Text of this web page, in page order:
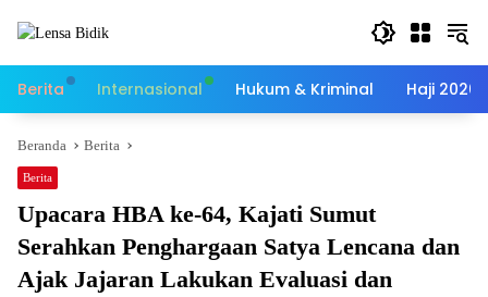
Berita Internasional Hukum & Kriminal Haji 2026
Beranda Berita
Berita
Upacara HBA ke-64, Kajati Sumut
Serahkan Penghargaan Satya Lencana dan
Ajak Jajaran Lakukan Evaluasi dan